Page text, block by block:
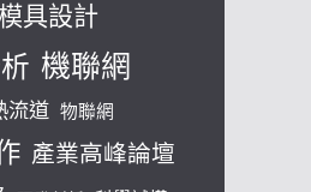
具設計
機聯網
流道 物聯網
產業高峰論壇